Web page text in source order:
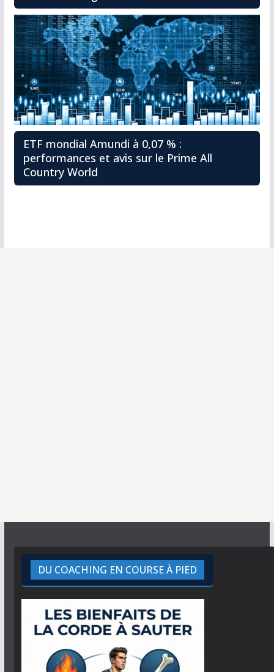
ETF mondial Amundi à 0,07 % :
performances et avis sur le Prime All
Country World
DU COACHING EN COURSE À PIED